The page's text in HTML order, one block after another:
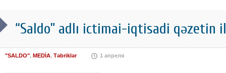
“Saldo” adlı ictimai-iqtisadi qəzetin
"SALDO", MEDİA, Təbriklər 1 апреля